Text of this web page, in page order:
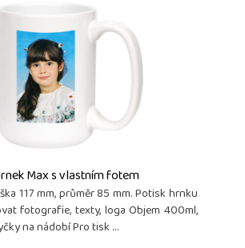
Max s vlastním fotem
117 mm, průměr 85 mm. Potisk hrnku
fotografie, texty, loga Objem 400ml,
na nádobí Pro tisk ...